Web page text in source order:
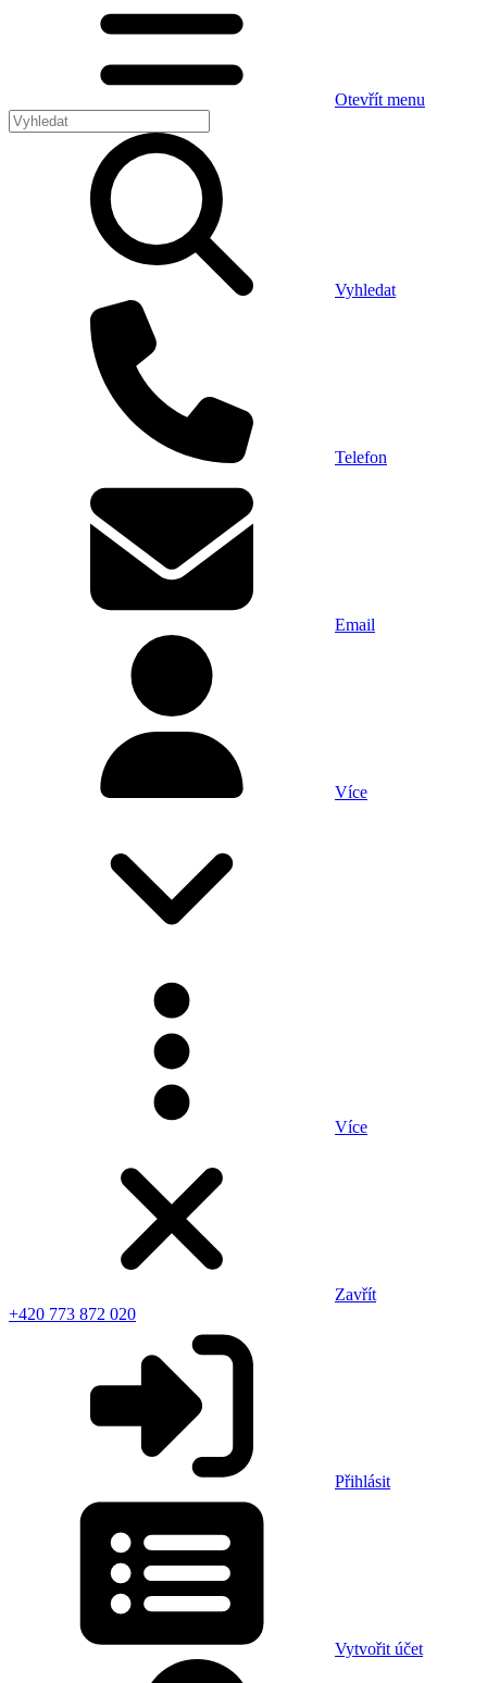
Otevřít menu
Vyhledat
Telefon
Email
Více
Více
Zavřít
+420 773 872 020
Přihlásit
Vytvořit účet